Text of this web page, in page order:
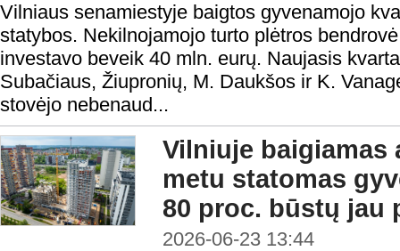
Vilniaus senamiestyje baigtos gyvenamojo
statybos. Nekilnojamojo turto plėtros
investavo beveik 40 mln. eurų. Naujasis
Subačiaus, Žiupronių, M. Daukšos ir K.
stovėjo nebenaud...
Vilniuje baigiamas
metu statomas
80 proc. būstų jau
2026-06-23 13:44